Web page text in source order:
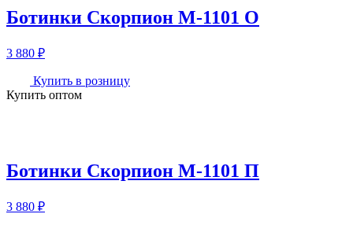
Ботинки Скорпион М-1101 О
3 880 ₽
Купить в розницу
Купить оптом
Ботинки Скорпион М-1101 П
3 880 ₽